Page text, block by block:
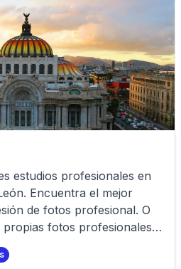
estudios profesionales en
. Encuentra el mejor
de fotos profesional. O
propias fotos profesionales